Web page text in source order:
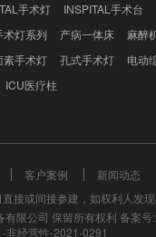
手术灯
INSPITAL手术台
术灯系列 产病一体床
麻醉
素手术灯 孔式手术灯
电动
ICU医疗柱
客户案例
新闻动态
接或间接参建，如权利人发
限公司 保留所有权利 备案
非经营性-2021-0291